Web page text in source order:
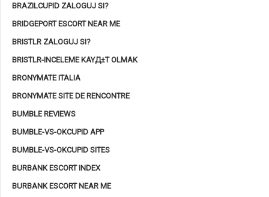
BRAZILCUPID ZALOGUJ SI?
BRIDGEPORT ESCORT NEAR ME
BRISTLR ZALOGUJ SI?
BRISTLR-INCELEME KAYД±T OLMAK
BRONYMATE ITALIA
BRONYMATE SITE DE RENCONTRE
BUMBLE REVIEWS
BUMBLE-VS-OKCUPID APP
BUMBLE-VS-OKCUPID SITES
BURBANK ESCORT INDEX
BURBANK ESCORT NEAR ME